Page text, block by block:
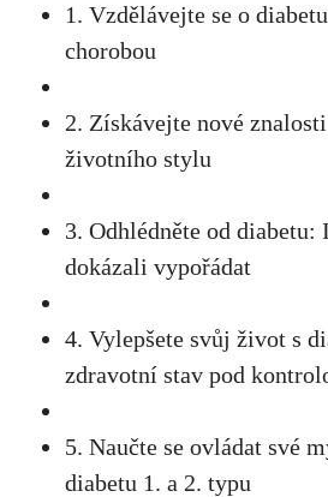
1. Vzdělávejte se o
chorobou
2. ⁣Získávejte nové
životního stylu
3. Odhlédněte od
dokázali vypořádat
4. ‍Vylepšete ⁣svůj ​život s⁢
zdravotní stav pod
5. Naučte se ovládat ⁣své
diabetu 1.⁣ a 2. typu